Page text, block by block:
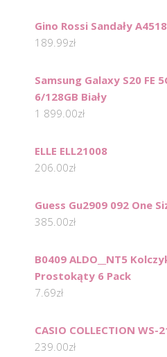
Gino Rossi Sandały
189.99zł
Samsung Galaxy S20 FE
6/128GB Biały
1 899.00zł
ELLE ELL21008
206.00zł
Guess Gu2909 092 One
385.00zł
B0409 ALDO__NT5
Prostokąty 6 Pack
7.69zł
CASIO COLLECTION WS-
239.00zł